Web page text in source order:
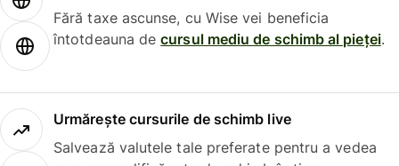
Fără taxe ascunse, cu Wise vei beneficia
întotdeauna decursul mediu de schimb al pieței.
Urmărește cursurile de schimb live
Salvează valutele tale preferate pentru a vedea